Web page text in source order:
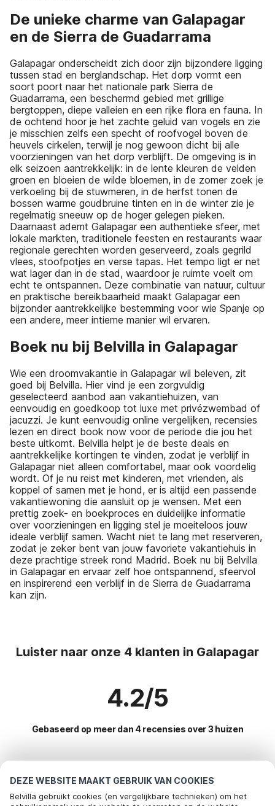
DEZE WEBSITE MAAKT GEBRUIK VAN COOKIES
Belvilla gebruikt cookies (en vergelijkbare technieken) om het
De unieke charme van Galapagar
en de Sierra de Guadarrama
Galapagar onderscheidt zich door zijn bijzondere ligging
tussen stad en berglandschap. Het dorp vormt een
soort poort naar het nationale park Sierra de
Guadarrama, een beschermd gebied met grillige
bergtoppen, diepe valleien en een rijke flora en fauna. In
de ochtend hoor je het zachte geluid van vogels en zie
je misschien zelfs een specht of roofvogel boven de
heuvels cirkelen, terwijl je nog gewoon dicht bij alle
voorzieningen van het dorp verblijft. De omgeving is in
elk seizoen aantrekkelijk: in de lente kleuren de velden
groen en bloeien de wilde bloemen, in de zomer zoek je
verkoeling bij de stuwmeren, in de herfst tonen de
bossen warme goudbruine tinten en in de winter zie je
regelmatig sneeuw op de hoger gelegen pieken.
Daarnaast ademt Galapagar een authentieke sfeer, met
lokale markten, traditionele feesten en restaurants waar
regionale gerechten worden geserveerd, zoals gegrild
vlees, stoofpotjes en verse tapas. Het tempo ligt er net
wat lager dan in de stad, waardoor je ruimte voelt om
echt te ontspannen. Deze combinatie van natuur, cultuur
en praktische bereikbaarheid maakt Galapagar een
bijzonder aantrekkelijke bestemming voor wie Spanje op
een andere, meer intieme manier wil ervaren.
Boek nu bij Belvilla in Galapagar
Wie een droomvakantie in Galapagar wil beleven, zit
goed bij Belvilla. Hier vind je een zorgvuldig
geselecteerd aanbod aan vakantiehuizen, van
eenvoudig en goedkoop tot luxe met privézwembad of
jacuzzi. Je kunt eenvoudig online vergelijken, recensies
lezen en direct book now voor de periode die jou het
beste uitkomt. Belvilla helpt je de beste deals en
aantrekkelijke kortingen te vinden, zodat je verblijf in
Galapagar niet alleen comfortabel, maar ook voordelig
wordt. Of je nu reist met kinderen, met vrienden, als
koppel of samen met je hond, er is altijd een passende
vakantiewoning die aansluit op je wensen. Met een
prettig zoek- en boekproces en duidelijke informatie
over voorzieningen en ligging stel je moeiteloos jouw
ideale verblijf samen. Wacht niet te lang met reserveren,
zodat je zeker bent van jouw favoriete vakantiehuis in
deze prachtige streek rond Madrid. Boek nu bij Belvilla
in Galapagar en ervaar zelf hoe ontspannend, sfeervol
en inspirerend een verblijf in de Sierra de Guadarrama
kan zijn.
Luister naar onze 4 klanten in Galapagar
4.2/5
Gebaseerd op meer dan 4 recensies over 3 huizen
Meest populaire bestemmingen voor
vakantie